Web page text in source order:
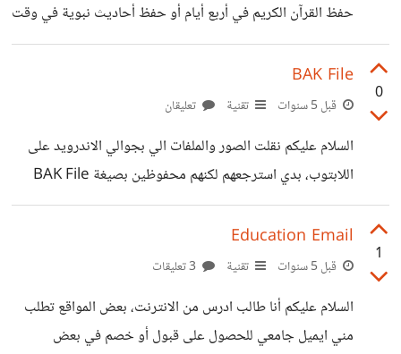
حفظ القرآن الكريم في أربع أيام أو حفظ أحاديث نبوية في وقت
قياسي كعشر أيام أو 5000 كلمة في اللغة الإنجليزية؟ هل فعلا
هذا ممكن ؟ أتمنى تقديم النصحية
0
BAK File
قبل 5 سنوات تقنية تعليقان
السلام عليكم نقلت الصور والملفات الي بجوالي الاندرويد على
اللابتوب، بدي استرجعهم لكنهم محفوظين بصيغة BAK File
مش عارف كيف افتحهم ؟ ممكن حد يساعدني
1
Education Email
قبل 5 سنوات تقنية
السلام عليكم أنا طالب ادرس من الانترنت، بعض المواقع تطلب
مني ايميل جامعي للحصول على قبول أو خصم في بعض